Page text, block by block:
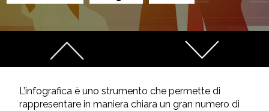
L’infografica è uno strumento che permette di
rappresentare in maniera chiara un gran numero di